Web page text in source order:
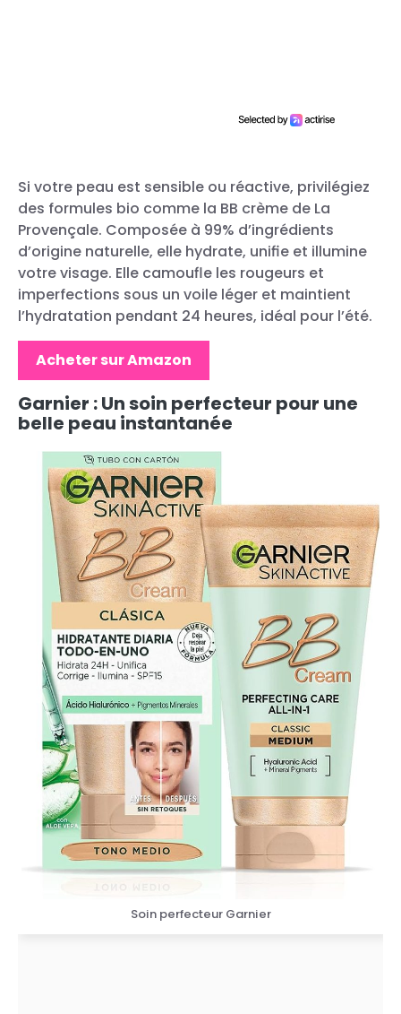
Si votre peau est sensible ou réactive, privilégiez
des formules bio comme la BB crème de La
Provençale. Composée à 99% d’ingrédients
d’origine naturelle, elle hydrate, unifie et illumine
votre visage. Elle camoufle les rougeurs et
imperfections sous un voile léger et maintient
l’hydratation pendant 24 heures, idéal pour l’été.
Acheter sur Amazon
Garnier : Un soin perfecteur pour une
belle peau instantanée
Soin perfecteur Garnier